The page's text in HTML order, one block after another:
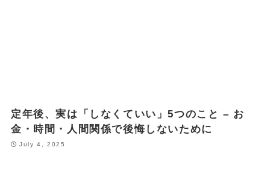
定年後、実は「しなくていい」5つのこと – お
金・時間・人間関係で後悔しないために
July 4, 2025